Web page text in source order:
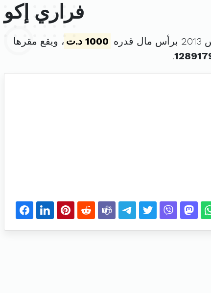
فراري إكو
1000 د.ت
، ويقع مقرها
.